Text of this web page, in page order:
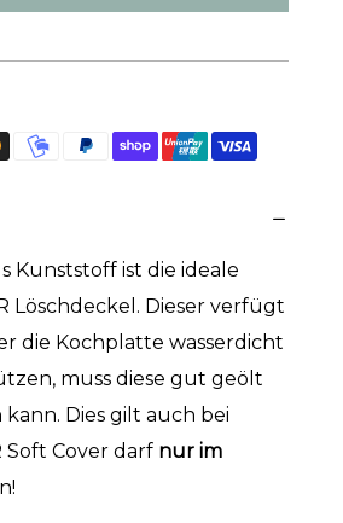
Kunststoff ist die ideale
Löschdeckel. Dieser verfügt
die Kochplatte wasserdicht
muss diese gut geölt
Dies gilt auch bei
Soft Cover darf nur im